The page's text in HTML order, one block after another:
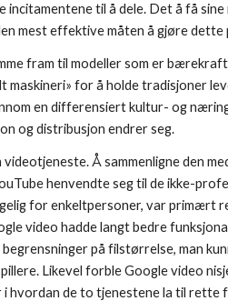
til å dele. Det å få
mest effektive måten å gjøre dette
fram til modeller som er
maskineri» for å holde tradisjoner
en differensiert kultur- og
og distribusjon endrer seg.
videotjeneste. Å sammenligne den
henvendte seg til de ikke-
for enkeltpersoner, var primært
video hadde langt bedre
begrensninger på filstørrelse, man
Likevel forble Google video
hvordan de to tjenestene la til rette